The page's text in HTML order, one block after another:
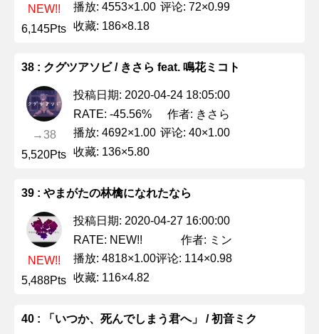
NEW!!
6,145Pts
播放: 4553×1.00 评论: 72×0.99
收藏: 186×8.18
38 : クグツアソビ / きさら feat. 鳴花ミコト
→38
5,520Pts
投稿日期: 2020-04-24 18:05:00
RATE: -45.56%
作者: きさら
播放: 4692×1.00 评论: 40×1.00
收藏: 136×5.80
39 : やまがたの林檎になれたなら
NEW!!
5,488Pts
投稿日期: 2020-04-27 16:00:00
RATE: NEW!!
作者: ミン
播放: 4818×1.00评论: 114×0.98
收藏: 116×4.82
40 : 「いつか、死んでしまう君へ」 / 初音ミク